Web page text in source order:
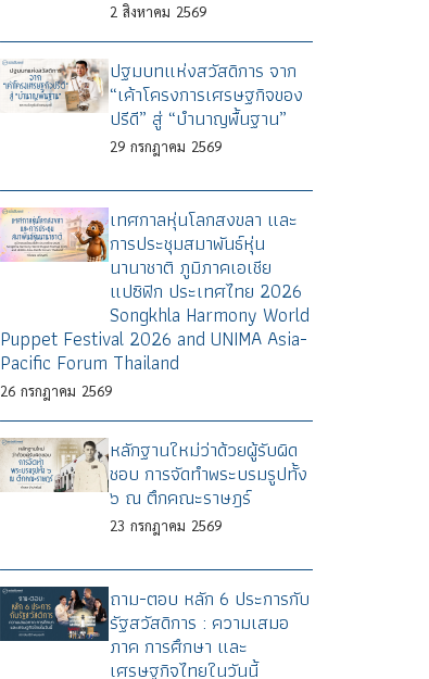
2 สิงหาคม 2569
ปฐมบทแห่งสวัสดิการ จาก
“เค้าโครงการเศรษฐกิจของ
ปรีดี” สู่ “บำนาญพื้นฐาน”
29 กรกฎาคม 2569
เทศกาลหุ่นโลกสงขลา และ
การประชุมสมาพันธ์หุ่น
นานาชาติ ภูมิภาคเอเชีย
แปซิฟิก ประเทศไทย 2026
Songkhla Harmony World
Puppet Festival 2026 and UNIMA Asia-
Pacific Forum Thailand
26 กรกฎาคม 2569
หลักฐานใหม่ว่าด้วยผู้รับผิด
ชอบ การจัดทำพระบรมรูปทั้ง
๖ ณ ตึกคณะราษฎร์
23 กรกฎาคม 2569
ถาม-ตอบ หลัก 6 ประการกับ
รัฐสวัสดิการ : ความเสมอ
ภาค การศึกษา และ
เศรษฐกิจไทยในวันนี้